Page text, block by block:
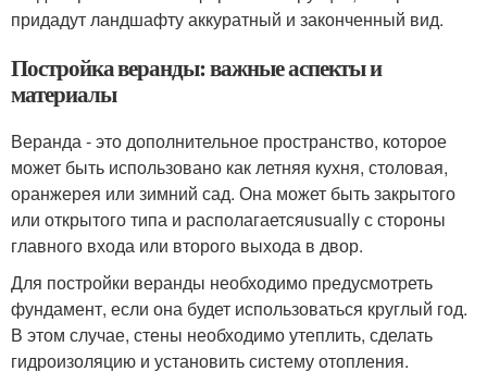
придадут ландшафту аккуратный и законченный вид.
Постройка веранды: важные аспекты и
материалы
Веранда - это дополнительное пространство, которое
может быть использовано как летняя кухня, столовая,
оранжерея или зимний сад. Она может быть закрытого
или открытого типа и располагаетсяusually с стороны
главного входа или второго выхода в двор.
Для постройки веранды необходимо предусмотреть
фундамент, если она будет использоваться круглый год.
В этом случае, стены необходимо утеплить, сделать
гидроизоляцию и установить систему отопления.